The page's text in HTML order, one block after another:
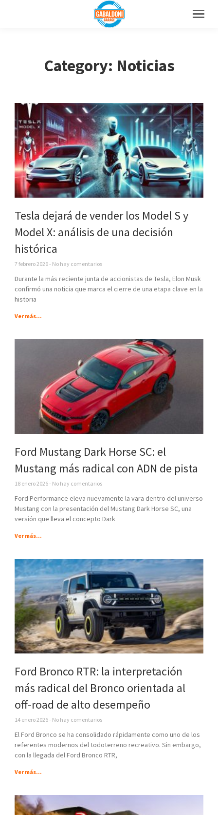
Category: Noticias
Tesla dejará de vender los Model S y
Model X: análisis de una decisión
histórica
7 febrero 2026 No hay comentarios
Durante la más reciente junta de accionistas de Tesla, Elon Musk
confirmó una noticia que marca el cierre de una etapa clave en la
historia
Ver más...
Ford Mustang Dark Horse SC: el
Mustang más radical con ADN de pista
18 enero 2026 No hay comentarios
Ford Performance eleva nuevamente la vara dentro del universo
Mustang con la presentación del Mustang Dark Horse SC, una
versión que lleva el concepto Dark
Ver más...
Ford Bronco RTR: la interpretación
más radical del Bronco orientada al
off-road de alto desempeño
14 enero 2026 No hay comentarios
El Ford Bronco se ha consolidado rápidamente como uno de los
referentes modernos del todoterreno recreativo. Sin embargo,
con la llegada del Ford Bronco RTR,
Ver más...